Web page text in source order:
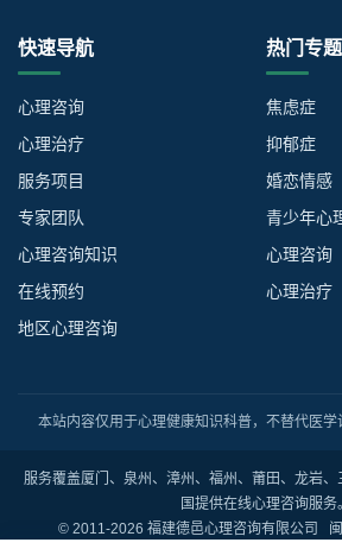
快速导航
心理咨询
心理治疗
服务项目
专家团队
心理咨询知识
在线预约
地区心理咨询
热门专题
焦虑症
抑郁症
婚恋情感
青少年心
心理咨询
心理治疗
本站内容仅用于心理健康知识科普，不替代医学
服务覆盖厦门、泉州、漳州、福州、莆田、龙岩
国提供在线心理咨询服务。
© 2011-2026 福建德邑心理咨询有限公司